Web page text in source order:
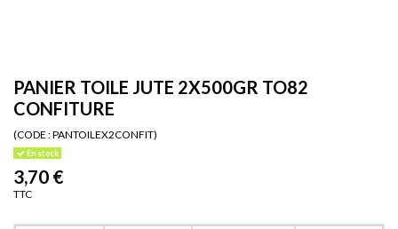
PANIER TOILE JUTE 2X500GR TO82
CONFITURE
(CODE :PANTOILEX2CONFIT)
En stock
3,70 €
TTC